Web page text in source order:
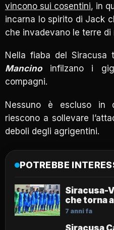
vincono sui cosentini, in
incarna lo spirito di Jack
che invadevano le terre di
Nella fiaba del Siracusa
Mancinoinfilzano i
compagni.
Nessuno è escluso in
riescono a sollevare
deboli degli agrigentini.
POTREBBE
Siracusa-
che torna
7 anni fa
Siracusa